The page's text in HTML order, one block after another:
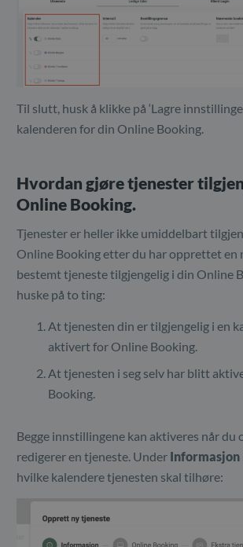
Til slutt, husk å klikke på ‘Lagre
kalenderen for din Online Booking.
Hvordan gjøre tjenester
Online Booking.
Tjenester er heller ikke umiddelbart
Online Booking etter du har opprettet en
bestemt tjeneste tilgjengelig i din Online
huske på to ting:
At tjenesten din er tilgjengelig i en
aktivert for Online Booking.
At tjenesten i seg selv har blitt
Booking.
Begge innstillingene kan aktiveres når du
redigerer en tjeneste. Under Informasjon
hvilke kalendere tjenesten skal tilhøre: